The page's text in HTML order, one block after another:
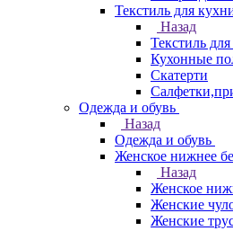
Текстиль для
Назад
Текстиль
Кухонные
Скатерти
Одежда и обувь
Назад
Одежда и обувь
Женское нижнее
Назад
Женское
Женские
Женские